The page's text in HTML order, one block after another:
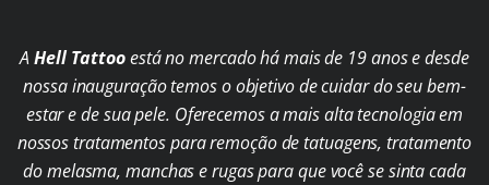
AHell Tattooestá no mercado há mais de 19 anos e desde
nossa inauguração temos o objetivo de cuidar do seu bem-
estar e de sua pele. Oferecemos a mais alta tecnologia em
nossos tratamentos para remoção de tatuagens, tratamento
do melasma, manchas e rugas para que você se sinta cada